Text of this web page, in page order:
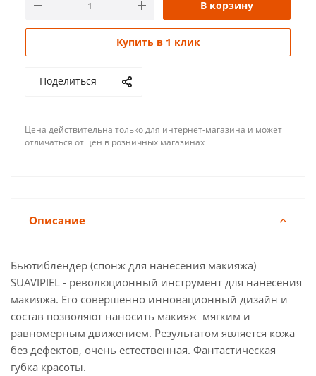
В корзину
Купить в 1 клик
Поделиться
Цена действительна только для интернет-магазина и может
отличаться от цен в розничных магазинах
Описание
Бьютиблендер (спонж для нанесения макияжа)
SUAVIPIEL - революционный инструмент для нанесения
макияжа. Его совершенно инновационный дизайн и
состав позволяют наносить макияж мягким и
равномерным движением. Результатом является кожа
без дефектов, очень естественная. Фантастическая
губка красоты.